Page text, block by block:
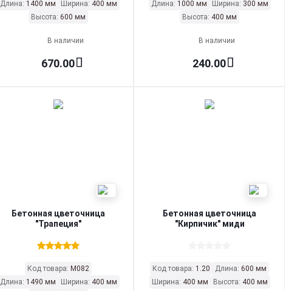
Длина: 1400 мм Ширина: 400 мм
Высота: 600 мм
В наличии
670.00
Длина: 1000 мм Ширина: 300 мм
Высота: 400 мм
В наличии
240.00
Бетонная цветочница
"Трапеция"
Код товара: М082
Длина: 1490 мм Ширина: 400 мм
Бетонная цветочница
"Кирпичик" миди
Код товара: 1.20 Длина: 600 мм
Ширина: 400 мм Высота: 400 мм